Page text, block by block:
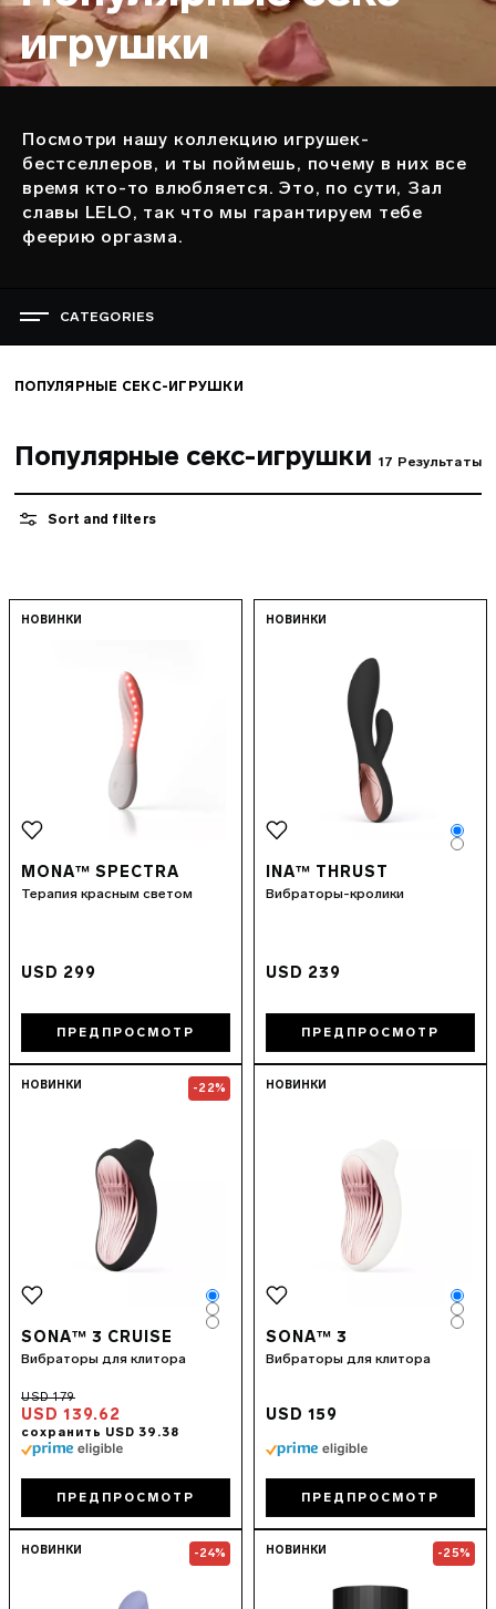
игрушки
Описание
Посмотри нашу коллекцию игрушек-
бестселлеров, и ты поймешь, почему в них все
время кто-то влюбляется. Это, по сути, Зал
славы LELO, так что мы гарантируем тебе
феерию оргазма.
CATEGORIES
ПОПУЛЯРНЫЕ СЕКС-ИГРУШКИ
СЕКС-ИГРУШКИ ДЛЯ МУЖЧИН
НОВИНКИ СЕКС-ИГРУШЕК
ЛЮКСОВЫЕ СЕКС-ИГРУШКИ
LELO MAKEUP™
ПРЕЗЕРВАТИВЫ
СЕКС-ИГРУШКИ ДЛЯ ЛГБТ
ПОПУЛЯРНЫЕ СЕКС-ИГРУШКИ
Популярные секс-игрушки 17 Результаты
Sort and filters
MONA™ Spectra
НОВИНКИ
MONA™ SPECTRA
Терапия красным светом
USD 299
ПРЕДПРОСМОТР
НОВИНКИ
INA™ THRUST
Вибраторы-кролики
USD 239
ПРЕДПРОСМОТР
Go to theSONA™ 3 Cruise
НОВИНКИ -22%
SONA™ 3 CRUISE
Вибраторы для клитора
USD 139.62
Color
Color
Color
ПРЕДПРОСМОТР
НОВИНКИ
SONA™ 3
Вибраторы для клитора
USD 159
ПРЕДПРОСМОТР
Go to theGIGI™ 3page
НОВИНКИ -24% Go to the
НОВИНКИ -25%